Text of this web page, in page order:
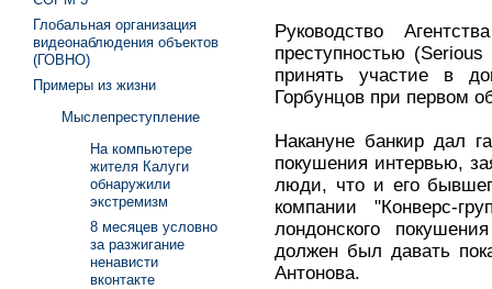
Руководство
преступностью
принять участие в
Горбунцов при первом
Накануне банкир дал
покушения интервью,
люди, что и его
компании "Конверс-
лондонского
должен был давать
Антонова.
Глобальная организация
видеонаблюдения объектов
(ГОВНО)
Примеры из жизни
Мыслепреступление
На компьютере
жителя Калуги
обнаружили
экстремизм
8 месяцев условно
за разжигание
ненависти
вконтакте